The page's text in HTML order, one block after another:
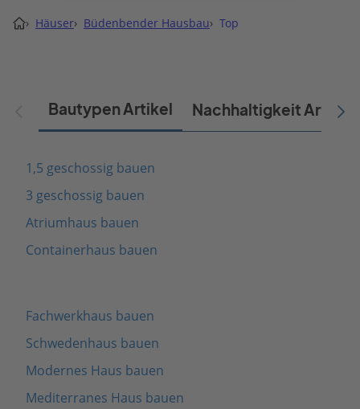
› Häuser› Büdenbender Hausbau› Top
Bautypen Artikel Nachhaltigkeit Artikel
1,5 geschossig bauen
3 geschossig bauen
Atriumhaus bauen
Containerhaus bauen
Fachwerkhaus bauen
Schwedenhaus bauen
Modernes Haus bauen
Mediterranes Haus bauen